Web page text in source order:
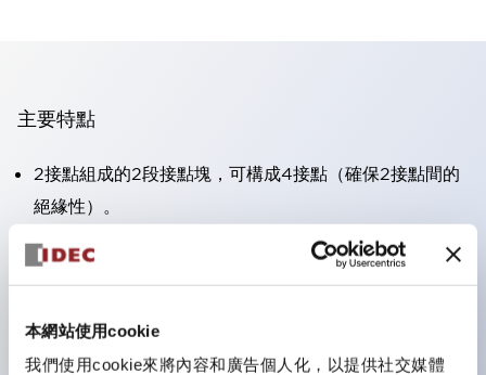
本網站使用cookie
我們使用cookie來將內容和廣告個人化，以提供社交媒體
主要特點
2接點組成的2段接點塊，可構成4接點（確保2接點間的
絕緣性）。
面板深度39.9mm（※11段接點塊）、59.9mm（※22段
接點塊）。可實現省空間設計。
防護結構